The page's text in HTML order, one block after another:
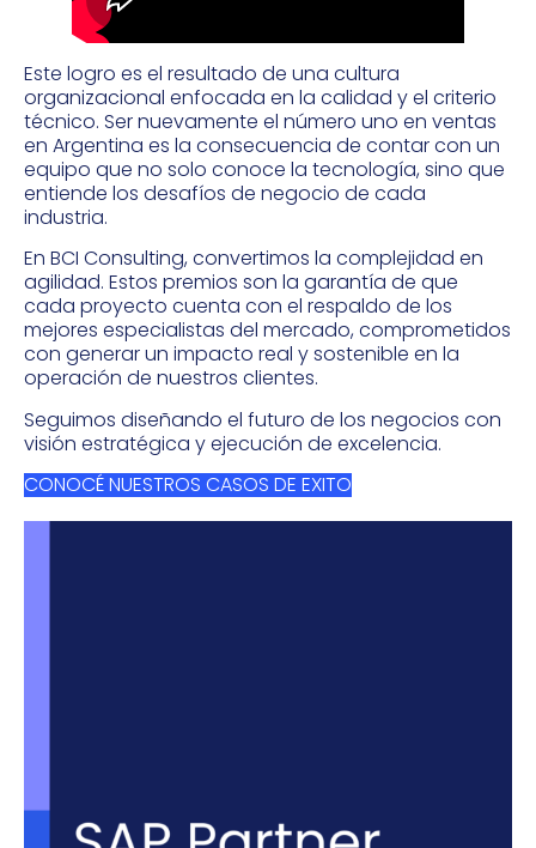
Este logro es el resultado de una cultura
organizacional enfocada en la calidad y el criterio
técnico. Ser nuevamente el número uno en ventas
en Argentina es la consecuencia de contar con un
equipo que no solo conoce la tecnología, sino que
entiende los desafíos de negocio de cada
industria.
En BCI Consulting, convertimos la complejidad en
agilidad. Estos premios son la garantía de que
cada proyecto cuenta con el respaldo de los
mejores especialistas del mercado, comprometidos
con generar un impacto real y sostenible en la
operación de nuestros clientes.
Seguimos diseñando el futuro de los negocios con
visión estratégica y ejecución de excelencia.
CONOCÉ NUESTROS CASOS DE EXITO